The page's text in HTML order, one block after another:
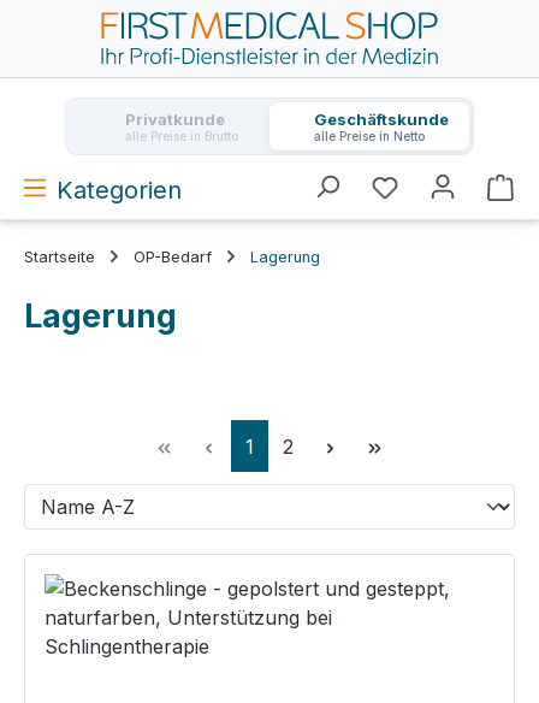
Zum Hauptinhalt springen
Privatkunde
alle Preise in Brutto
Geschäftskunde
alle Preise in Netto
Kategorien
Startseite OP-Bedarf Lagerung
Lagerung
Seite
1 Seite
2